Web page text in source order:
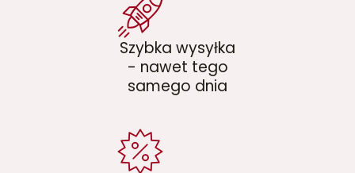
Szybka wysyłka
- nawet tego
samego dnia